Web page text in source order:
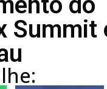
Summit